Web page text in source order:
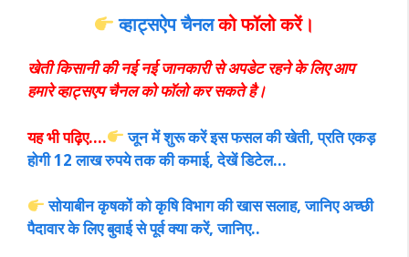
व्हाट्सऐप चैनलको फॉलो करें।
खेती किसानी की नई नई जानकारी से अपडेट रहने के लिए आप
हमारे व्हाट्सएप चैनल को फॉलो कर सकते है।
यह भी पढ़िए….
जून में शुरू करें इस फसल की खेती, प्रति एकड़
होगी 12 लाख रुपये तक की कमाई, देखें डिटेल…
सोयाबीन कृषकों को कृषि विभाग की खास सलाह, जानिए अच्छी
पैदावार के लिए बुवाई से पूर्व क्या करें, जानिए..